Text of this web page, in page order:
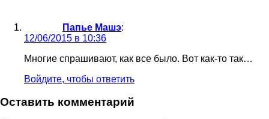
Папье Машэ:
12/06/2015 в 10:36
Многие спрашивают, как все было. Вот как-то так…
Войдите, чтобы ответить
Оставить комментарий